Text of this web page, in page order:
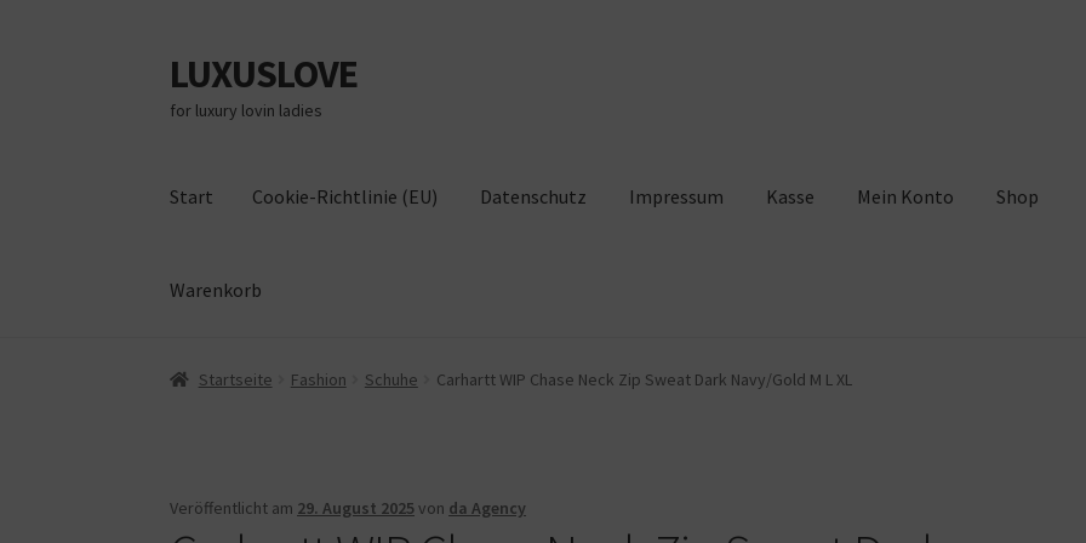
Zur
Navigation
springen
Zum
Inhalt
springen
LUXUSLOVE
for luxury lovin ladies
Start Cookie-Richtlinie (EU) Datenschutz Impressum Kasse Mein Konto Shop
Warenkorb
Start Cookie-Richtlinie (EU) Datenschutz Impressum Kasse Mein Konto Shop Warenkorb
Startseite Fashion Schuhe Carhartt WIP Chase Neck Zip Sweat Dark Navy/Gold M L XL
Veröffentlicht am 29. August 2025von da Agency